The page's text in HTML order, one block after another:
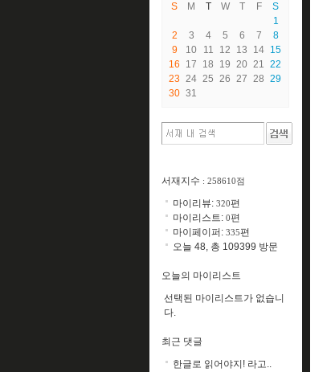
S
M T W T F
S
1
2
3 4 5 6 7
8
9
10 11 12 13 14 15
16
17 18 19 20 21 22
23 24 25 26 27 28 29
30 31
서재지수 : 258610점
마이리뷰: 320편
마이리스트: 0편
마이페이퍼: 335편
오늘 48, 총 109399 방문
오늘의 마이리스트
선택된 마이리스트가 없습니
다.
최근 댓글
한글로 읽어야지! 라고..